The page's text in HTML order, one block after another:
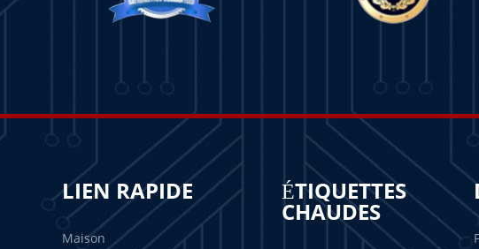
LIEN RAPIDE
Maison
ÉTIQUETTES
CHAUDES